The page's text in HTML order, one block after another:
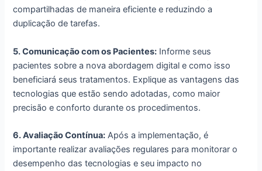
compartilhadas de maneira eficiente e reduzindo a
duplicação de tarefas.
5. Comunicação com os Pacientes: Informe seus
pacientes sobre a nova abordagem digital e como isso
beneficiará seus tratamentos. Explique as vantagens das
tecnologias que estão sendo adotadas, como maior
precisão e conforto durante os procedimentos.
6. Avaliação Contínua: Após a implementação, é
importante realizar avaliações regulares para monitorar o
desempenho das tecnologias e seu impacto no